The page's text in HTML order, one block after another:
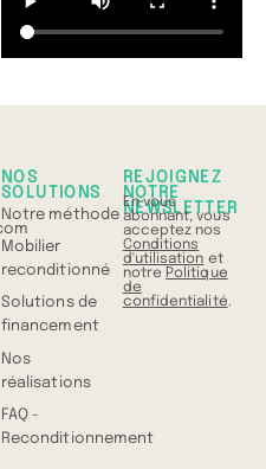
NOS
SOLUTIONS
Notre méthode
Mobilier
reconditionné
Solutions de
financement
Nos
réalisations
FAQ -
Reconditionnement
REJOIGNEZ
NOTRE
NEWSLETTER
En vous
abonnant, vous
acceptez nos
Conditions
d'utilisation et
notre Politique
de
confidentialité